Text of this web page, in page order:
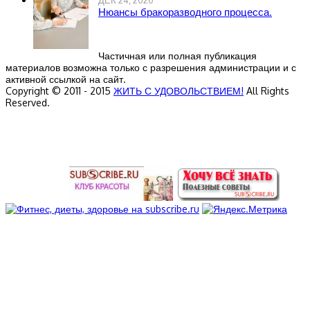
Нюансы бракоразводного процесса.
Частичная или полная публикация
материалов возможна только с разрешения администрации и с
активной ссылкой на сайт.
Copyright © 2011 - 2015 ЖИТЬ С УДОВОЛЬСТВИЕМ! All Rights
Reserved.